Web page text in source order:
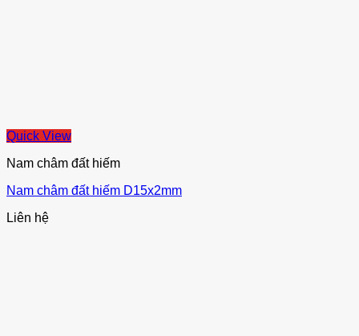
Quick View
Nam châm đất hiếm
Nam châm đất hiếm D15x2mm
Liên hệ